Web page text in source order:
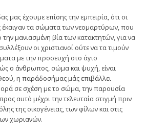
μας έχουμε επίσης την εμπειρία, ότι οι
έκαιγαν τα σώματα των νεομαρτύρων, που
μανιασμένη βία των κατακτητών, για να
οι χριστιανοί ούτε να τα τιμούν
με την προσευχή στο άγιο
ο άνθρωπος, σώμα και ψυχή, είναι
η παράδοσήμας μάς επιβάλλει
σε σχέση με το σώμα, την παρουσία
αυτό μέχρι την τελευταία στιγμή πριν
της οικογένειας, των φίλων και στις
χωριανών.